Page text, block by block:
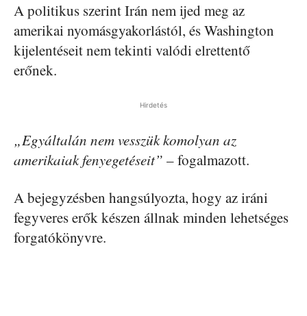
A politikus szerint Irán nem ijed meg az
amerikai nyomásgyakorlástól, és Washington
kijelentéseit nem tekinti valódi elrettentő
erőnek.
Hirdetés
„Egyáltalán nem vesszük komolyan az
amerikaiak fenyegetéseit” – fogalmazott.
A bejegyzésben hangsúlyozta, hogy az iráni
fegyveres erők készen állnak minden lehetséges
forgatókönyvre.